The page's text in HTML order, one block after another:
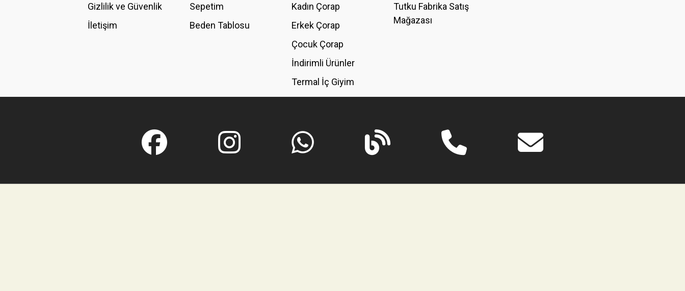
Gizlilik ve Güvenlik
İletişim
Sepetim
Beden Tablosu
Kadın Çorap
Erkek Çorap
Çocuk Çorap
İndirimli Ürünler
Termal İç Giyim
Tutku Fabrika Satış
Mağazası